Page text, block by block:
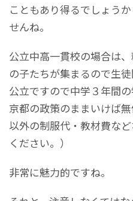
こともあり得るでしょう
せんね。
公立中高一貫校の場合は
の子たちが集まるので生
公立ですので中学３年間
京都の政策のままいけば
以外の制服代・教材費な
ください。）
非常に魅力的ですね。